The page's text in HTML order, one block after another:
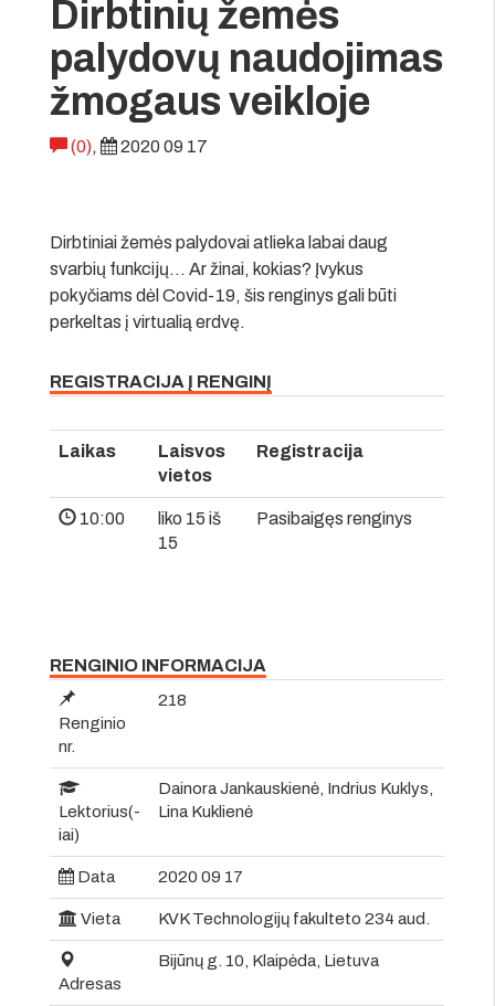
Dirbtinių žemės
palydovų naudojimas
žmogaus veikloje
(0), 2020 09 17
Dirbtiniai žemės palydovai atlieka labai daug
svarbių funkcijų… Ar žinai, kokias? Įvykus
pokyčiams dėl Covid-19, šis renginys gali būti
perkeltas į virtualią erdvę.
REGISTRACIJA Į RENGINĮ
Laikas
Laisvos
vietos
Registracija
10:00
liko 15 iš
15
Pasibaigęs renginys
RENGINIO INFORMACIJA
Renginio
nr.
218
Lektorius(-
iai)
Dainora Jankauskienė, Indrius Kuklys,
Lina Kuklienė
Data 2020 09 17
Vieta KVK Technologijų fakulteto 234 aud.
Adresas
Bijūnų g. 10, Klaipėda, Lietuva